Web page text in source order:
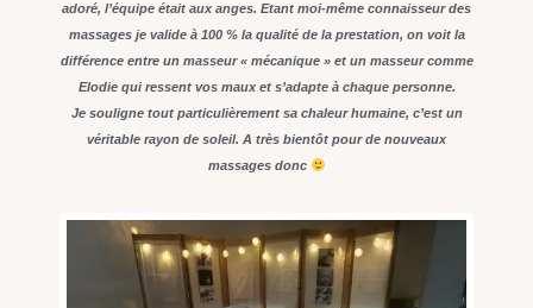
adoré, l’équipe était aux anges. Etant moi-même connaisseur des
massages je valide à 100 % la qualité de la prestation, on voit la
différence entre un masseur « mécanique » et un masseur comme
Elodie qui ressent vos maux et s’adapte à chaque personne.
Je souligne tout particulièrement sa chaleur humaine, c’est un
véritable rayon de soleil. A très bientôt pour de nouveaux
massages donc